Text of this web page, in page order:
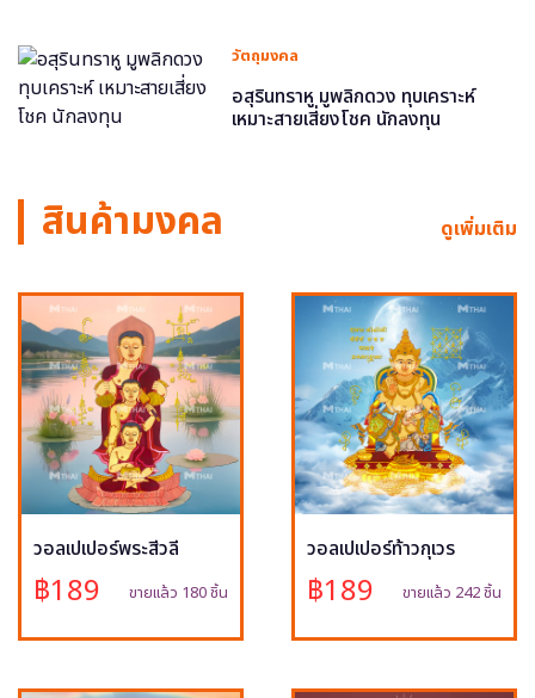
วัตถุมงคล
อสุรินทราหู มูพลิกดวง ทุบเคราะห์
เหมาะสายเสี่ยงโชค นักลงทุน
สินค้ามงคล ดูเพิ่มเติม
วอลเปเปอร์พระสีวลี
฿189 ขายแล้ว 180 ชิ้น
วอลเปเปอร์ท้าวกุเวร
฿189 ขายแล้ว 242 ชิ้น